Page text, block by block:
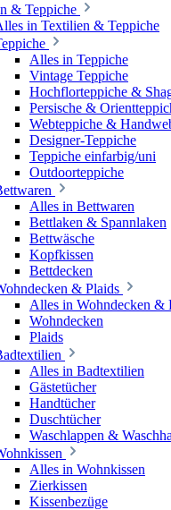
& Teppiche
in Textilien & Teppiche
Alles in Teppiche
Vintage Teppiche
Hochflorteppiche &
Persische &
Webteppiche &
Designer-Teppiche
Teppiche einfarbig/uni
Outdoorteppiche
Alles in Bettwaren
Bettlaken & Spannlaken
Bettwäsche
Kopfkissen
Bettdecken
& Plaids
Alles in Wohndecken &
Wohndecken
Plaids
Alles in Badtextilien
Gästetücher
Handtücher
Duschtücher
Waschlappen &
Alles in Wohnkissen
Zierkissen
Kissenbezüge